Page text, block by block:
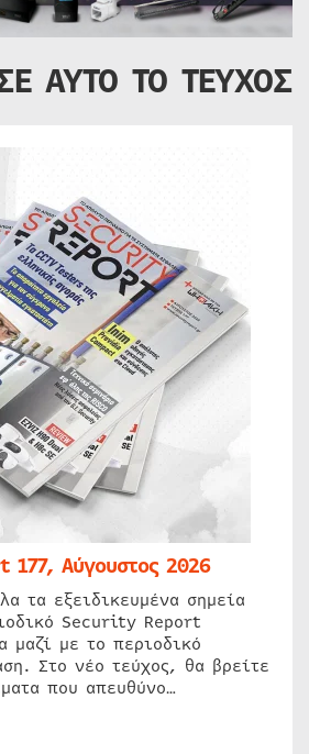
ΑΥΤΟ ΤΟ ΤΕΥΧΟΣ
Αύγουστος 2026
τα εξειδικευμένα σημεία
Security Report
μαζί με το περιοδικό
Στο νέο τεύχος, θα βρείτε
που απευθύνο…